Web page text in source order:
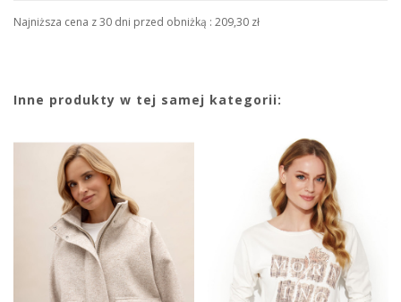
Najniższa cena z 30 dni przed obniżką : 209,30 zł
Inne produkty w tej samej kategorii: